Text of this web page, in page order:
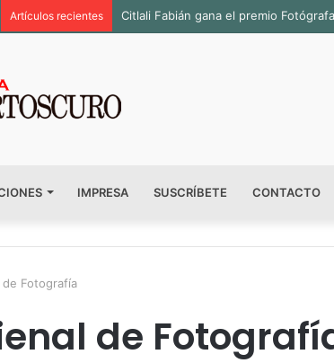
Artículos recientes Citlali Fabián gana el premio
IMPRESA SUSCRÍBETE CONTACTO
de Fotografía
de